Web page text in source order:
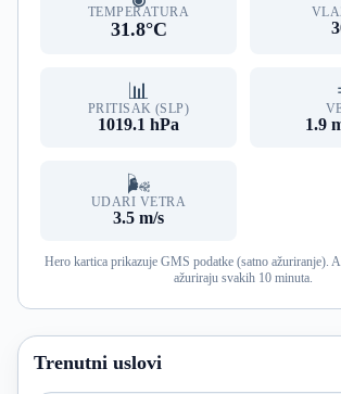
TEMPERATURA
31.8°C
📊
PRITISAK (SLP)
1019.1 hPa 1.9
🌬️
UDARI VETRA
3.5 m/s
Hero kartica prikazuje GMS podatke (satno ažuriranje).
ažuriraju svakih 10 minuta.
Trenutni uslovi